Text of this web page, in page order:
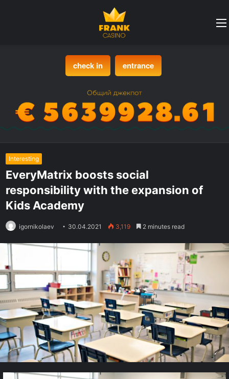
check in entrance
Interesting
EveryMatrix boosts social
responsibility with the expansion of
Kids Academy
igornikolaev 30.04.2021 3,119 2 minutes read